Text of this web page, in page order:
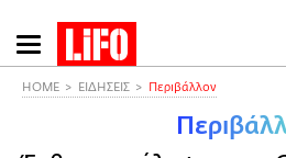
Παράκαμψη
προς
HOME ΕΙΔΗΣΕΙΣ Περιβάλλον